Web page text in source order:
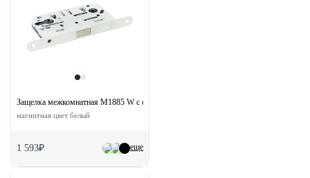
еще
Защелка межкомнатная M1885 W с ответной планкой под цилиндр
магнитная цвет белый
1 593₽